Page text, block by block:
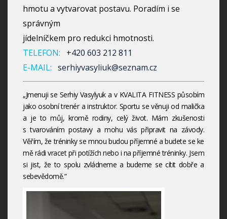
hmotu a vytvarovat postavu. Poradím i se
správným
jídelníčkem pro redukci hmotnosti.
TELEFON:
+420 603 212 811
E-MAIL: serhiyvasyliuk@seznam.cz
„Jmenuji se Serhiy Vasylyuk a v KVALITA FITNESS působím
jako osobní trenér a instruktor. Sportu se věnuji od malička
a je to můj, kromě rodiny, celý život. Mám zkušenosti
s tvarováním postavy a mohu vás připravit na závody.
Věřím, že tréninky se mnou budou příjemné a budete se ke
mě rádi vracet při potížích nebo i na příjemné tréninky. Jsem
si jist, že to spolu zvládneme a budeme se cítit dobře a
sebevědomě.“